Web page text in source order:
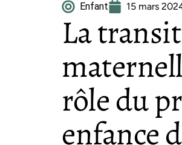
Enfant 15 mars
La
rôle du
enfance